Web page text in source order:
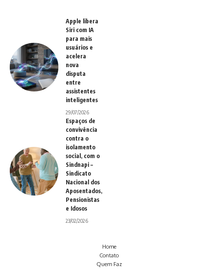
Apple libera
Siri com IA
para mais
usuários e
acelera
nova
disputa
entre
assistentes
inteligentes
29/07/2026
Espaços de
convivência
contra o
isolamento
social, com o
Sindnapi –
Sindicato
Nacional dos
Aposentados,
Pensionistas
e Idosos
23/02/2026
Home
Contato
Quem Faz